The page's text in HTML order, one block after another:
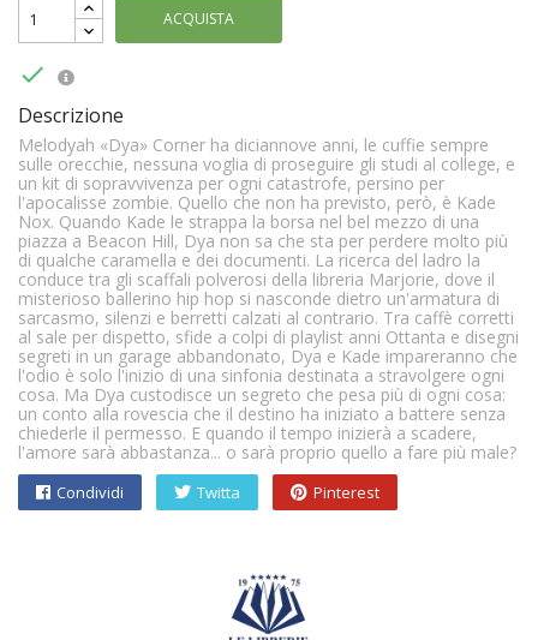
ACQUISTA

Descrizione
Melodyah «Dya» Corner ha diciannove anni, le cuffie sempre
sulle orecchie, nessuna voglia di proseguire gli studi al college, e
un kit di sopravvivenza per ogni catastrofe, persino per
l'apocalisse zombie. Quello che non ha previsto, però, è Kade
Nox. Quando Kade le strappa la borsa nel bel mezzo di una
piazza a Beacon Hill, Dya non sa che sta per perdere molto più
di qualche caramella e dei documenti. La ricerca del ladro la
conduce tra gli scaffali polverosi della libreria Marjorie, dove il
misterioso ballerino hip hop si nasconde dietro un'armatura di
sarcasmo, silenzi e berretti calzati al contrario. Tra caffè corretti
al sale per dispetto, sfide a colpi di playlist anni Ottanta e disegni
segreti in un garage abbandonato, Dya e Kade impareranno che
l'odio è solo l'inizio di una sinfonia destinata a stravolgere ogni
cosa. Ma Dya custodisce un segreto che pesa più di ogni cosa:
un conto alla rovescia che il destino ha iniziato a battere senza
chiederle il permesso. E quando il tempo inizierà a scadere,
l'amore sarà abbastanza... o sarà proprio quello a fare più male?
Condividi Twitta Pinterest